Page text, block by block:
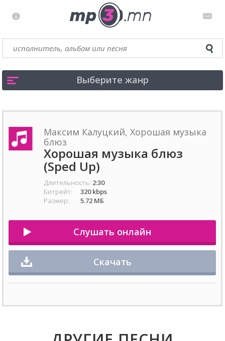
Выберите жанр
Максим Калуцкий, Хорошая музыка
блюз
Хорошая музыка блюз
(Sped Up)
Длительность: 2:30
Битрейт:
320 kbps
Размер:
5.72 МБ
Слушать онлайн
Скачать